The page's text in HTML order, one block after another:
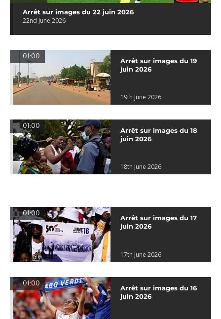
Arrêt sur images du 22 juin 2026
22nd June 2026
01:00
Arrêt sur images du 19
juin 2026
19th June 2026
01:00
Arrêt sur images du 18
juin 2026
18th June 2026
01:00
Arrêt sur images du 17
juin 2026
17th June 2026
01:00
Arrêt sur images du 16
juin 2026